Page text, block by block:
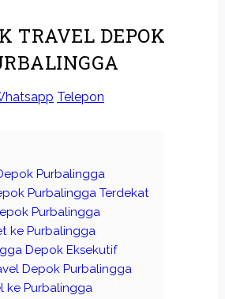
TRAVEL DEPOK
Telepon
Purbalingga
Purbalingga Terdekat
Purbalingga
ke Purbalingga
Depok Eksekutif
Depok Purbalingga
ke Purbalingga